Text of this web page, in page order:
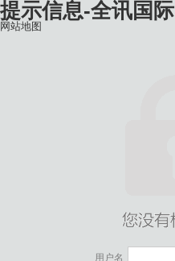
提示信息-全讯国际
用户名
网站地图